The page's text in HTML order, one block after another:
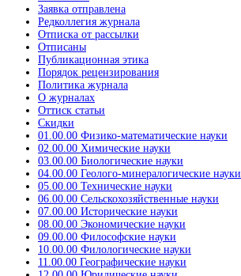
Заявка отправлена
Редколлегия журнала
Отписка от рассылки
Отписаны
Публикационная этика
Порядок рецензирования
Политика журнала
О журналах
Оттиск статьи
Скидки
01.00.00 Физико-математические науки
02.00.00 Химические науки
03.00.00 Биологические науки
04.00.00 Геолого-минералогические науки
05.00.00 Технические науки
06.00.00 Сельскохозяйственные науки
07.00.00 Исторические науки
08.00.00 Экономические науки
09.00.00 Философские науки
10.00.00 Филологические науки
11.00.00 Географические науки